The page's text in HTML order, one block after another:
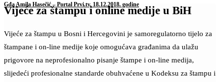
Gđa Amila Hasečić – Portal Prvi.tv, 18.12.2018. godine
Vijeće za štampu i online medije u BiH
Vijeće za štampu u Bosni i Hercegovini je samoregulatorno tijelo za
štampane i on-line medije koje omogućava građanima da ulažu
prigovore na neprofesionalno pisanje štampe i on-line medija,
slijedeći profesionalne standarde obuhvaćene u Kodeksu za štampu i